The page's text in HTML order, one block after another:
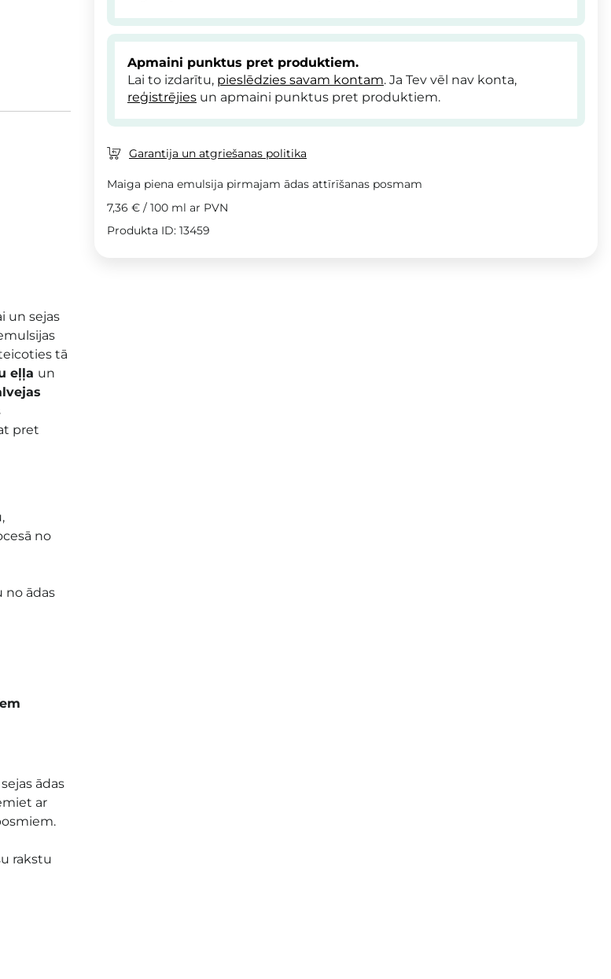
un sejas
tā
eļļa un
pret
no
no ādas
ādas
ar
rakstu
Apmaini punktus pret produktiem.
Lai to izdarītu, pieslēdzies savam kontam. Ja Tev vēl nav konta,
reģistrējies un apmaini punktus pret produktiem.
Garantija un atgriešanas politika
Maiga piena emulsija pirmajam ādas attīrīšanas posmam
7,36 € / 100 ml ar PVN
Produkta ID: 13459